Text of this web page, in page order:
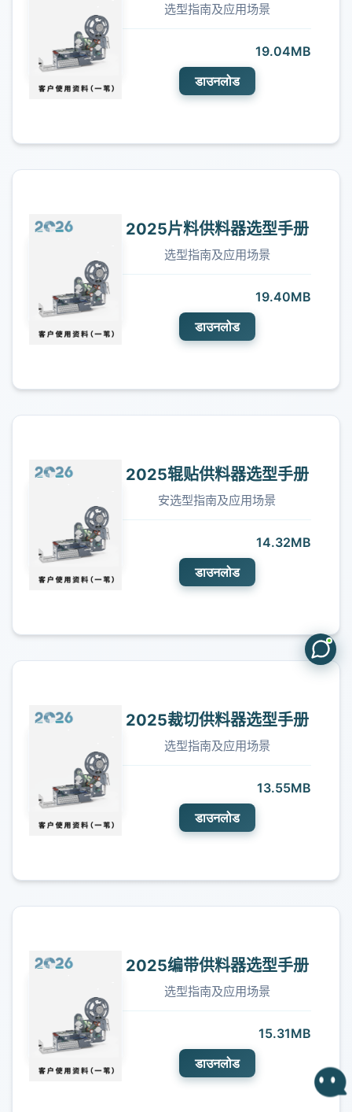
选型指南及应用场景
19.04MB
डाउनलोड
2025片料供料器选型手册
选型指南及应用场景
19.40MB
डाउनलोड
2025辊贴供料器选型手册
安选型指南及应用场景
14.32MB
डाउनलोड
2025裁切供料器选型手册
选型指南及应用场景
13.55MB
डाउनलोड
2025编带供料器选型手册
选型指南及应用场景
15.31MB
डाउनलोड